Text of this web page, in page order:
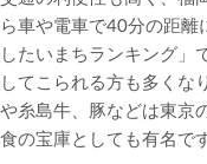
車や電車で40分の距離
たいまちランキング」
てこられる方も多くな
糸島牛、豚などは東京
の宝庫としても有名で